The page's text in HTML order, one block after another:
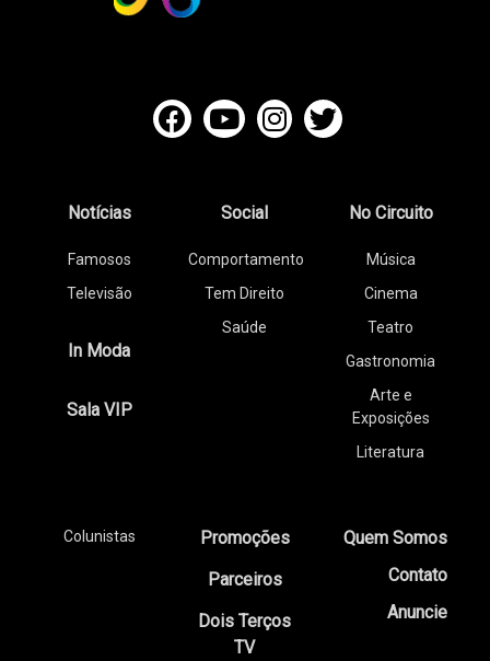
Notícias
Famosos
Televisão
In Moda
Sala VIP
Social
Comportamento
Tem Direito
Saúde
No Circuito
Música
Cinema
Teatro
Gastronomia
Arte e
Exposições
Literatura
Colunistas
Promoções
Parceiros
Dois Terços
TV
Quem Somos
Contato
Anuncie